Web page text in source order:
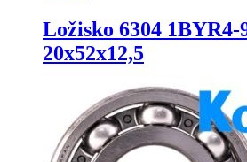
Ložisko 6304 1BYR4-
20x52x12,5